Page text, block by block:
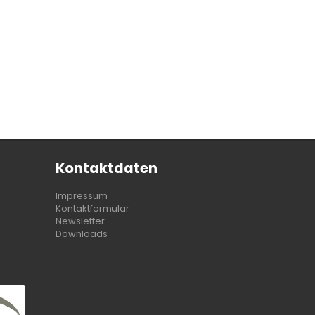
Kontaktdaten
Impressum
Kontaktformular
Newsletter
Downloads